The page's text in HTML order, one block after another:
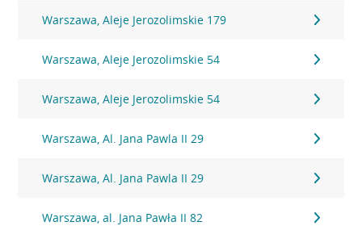
Warszawa, Aleje Jerozolimskie 179
Warszawa, Aleje Jerozolimskie 54
Warszawa, Aleje Jerozolimskie 54
Warszawa, Al. Jana Pawla II 29
Warszawa, Al. Jana Pawla II 29
Warszawa, al. Jana Pawła II 82